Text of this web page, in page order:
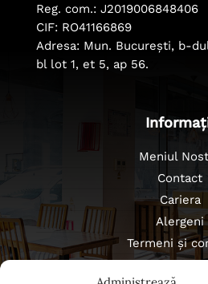
Reg. com.: J2019006848406
CIF: RO41166869
Adresa: Mun. București, b-
bl lot 1, et 5, ap 56.
Meniul
Contact
Cariera
Alergeni
Termeni și
Politica de